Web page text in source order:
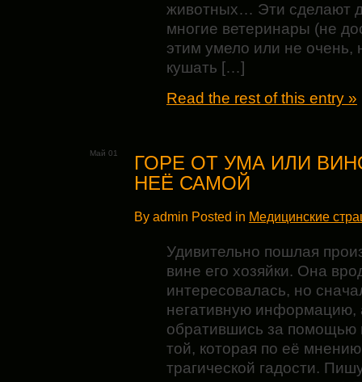
животных… Эти сделают
многие ветеринары (не
этим умело или не
кушать […]
Read the rest of this entry »
Май 01
ГОРЕ ОТ УМА ИЛИ
НЕЁ САМОЙ
By admin Posted in Медицинские
Удивительно пошлая
вине его хозяйки. Она
интересовалась, но
негативную информацию,
обратившись за помощью
той, которая по её
трагической гадости.